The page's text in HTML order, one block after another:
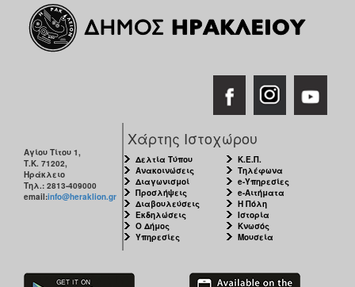
Αγίου Τίτου 1,
Τ.Κ. 71202,
Ηράκλειο
Τηλ.: 2813-409000
email:info@heraklion.gr
Χάρτης Ιστοχώρου
Δελτία Τύπου
Ανακοινώσεις
Διαγωνισμοί
Προσλήψεις
Διαβουλεύσεις
Εκδηλώσεις
Ο Δήμος
Υπηρεσίες
Κ.Ε.Π.
Τηλέφωνα
e-Υπηρεσίες
e-Αιτήματα
Η Πόλη
Ιστορία
Κνωσός
Μουσεία